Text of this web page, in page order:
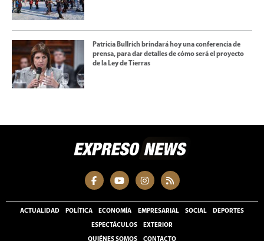
Patricia Bullrich brindará hoy una conferencia de
prensa, para dar detalles de cómo será el proyecto
de la Ley de Tierras
ACTUALIDAD POLÍTICA ECONOMÍA EMPRESARIAL SOCIAL DEPORTES
ESPECTÁCULOS EXTERIOR
QUIÉNES SOMOS CONTACTO